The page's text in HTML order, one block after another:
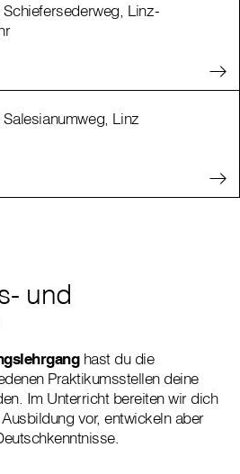
Schiefersederweg, Linz-
Salesianumweg, Linz
und
hast du die
Praktikumsstellen deine
Im Unterricht bereiten wir dich
vor, entwickeln aber